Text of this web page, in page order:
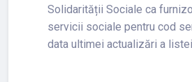
Solidarității Sociale ca
servicii sociale pentru cod
data ultimei actualizări a